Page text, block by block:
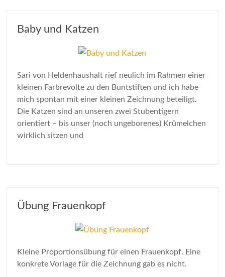
Baby und Katzen
Sari von Heldenhaushalt rief neulich im Rahmen einer
kleinen Farbrevolte zu den Buntstiften und ich habe
mich spontan mit einer kleinen Zeichnung beteiligt.
Die Katzen sind an unseren zwei Stubentigern
orientiert – bis unser (noch ungeborenes) Krümelchen
wirklich sitzen und
Übung Frauenkopf
Kleine Proportionsübung für einen Frauenkopf. Eine
konkrete Vorlage für die Zeichnung gab es nicht.